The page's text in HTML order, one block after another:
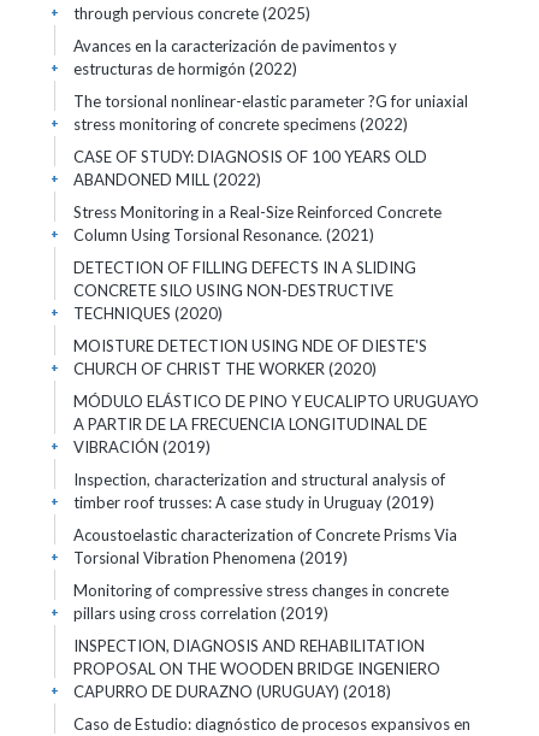
through pervious concrete (2025)
+
Avances en la caracterización de pavimentos y
estructuras de hormigón (2022)
+
The torsional nonlinear-elastic parameter ?G for uniaxial
stress monitoring of concrete specimens (2022)
+
CASE OF STUDY: DIAGNOSIS OF 100 YEARS OLD
ABANDONED MILL (2022)
+
Stress Monitoring in a Real-Size Reinforced Concrete
Column Using Torsional Resonance. (2021)
+
DETECTION OF FILLING DEFECTS IN A SLIDING
CONCRETE SILO USING NON-DESTRUCTIVE
TECHNIQUES (2020)
+
MOISTURE DETECTION USING NDE OF DIESTE'S
CHURCH OF CHRIST THE WORKER (2020)
+
MÓDULO ELÁSTICO DE PINO Y EUCALIPTO URUGUAYO
A PARTIR DE LA FRECUENCIA LONGITUDINAL DE
VIBRACIÓN (2019)
+
Inspection, characterization and structural analysis of
timber roof trusses: A case study in Uruguay (2019)
+
Acoustoelastic characterization of Concrete Prisms Via
Torsional Vibration Phenomena (2019)
+
Monitoring of compressive stress changes in concrete
pillars using cross correlation (2019)
+
INSPECTION, DIAGNOSIS AND REHABILITATION
PROPOSAL ON THE WOODEN BRIDGE INGENIERO
CAPURRO DE DURAZNO (URUGUAY) (2018)
+
Caso de Estudio: diagnóstico de procesos expansivos en